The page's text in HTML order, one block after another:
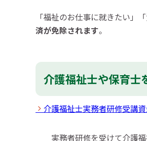
「福祉のお仕事に就きたい」
済が免除されます。
介護福祉士や保育士
介護福祉士実務者研修受講
実務者研修を受けて介護